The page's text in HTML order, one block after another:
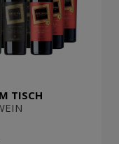
TISCH